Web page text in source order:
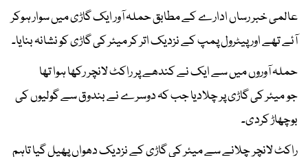
عالمی خبر رساں ادارے کے مطابق حملہ آور ایک گاڑی میں سوار ہوکر
آئے تھے اور پیٹرول پمپ کے نزدیک اتر کر میئر کی گاڑی کو نشانہ بنایا۔
حملہ آوروں میں سے ایک نے کندھے پر راکٹ لانچر رکھا ہوا تھا
جو میئر کی گاڑی پر چلادیا جب کہ دوسرے نے بندوق سے گولیوں کی
بوچھاڑ کردی۔
راکٹ لانچر چلانے سے میئر کی گاڑی کے نزدیک دھواں پھیل گیا تاہم